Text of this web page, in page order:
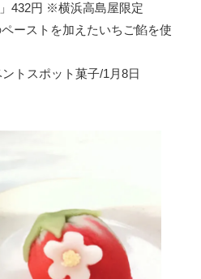
432円 ※横浜高島屋限定
ーストを加えたいちご餡を使
トスポット菓子/1月8日